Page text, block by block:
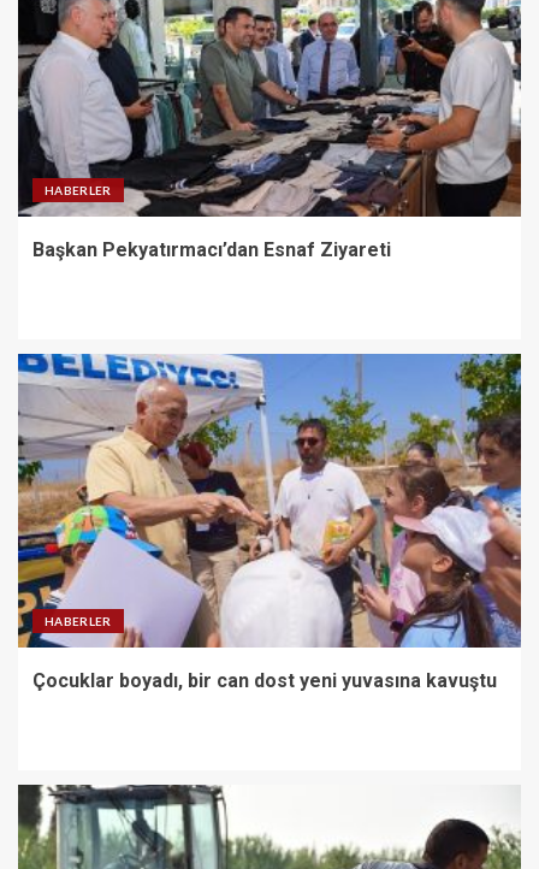
HABERLER
Başkan Pekyatırmacı’dan Esnaf Ziyareti
HABERLER
Çocuklar boyadı, bir can dost yeni yuvasına kavuştu